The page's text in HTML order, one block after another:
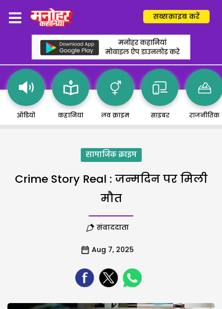
सब्सक्राइब करें
ऑडियो कहानियां लव क्राइम साइबर राजनीतिक
सामाजिक क्राइम
Crime Story Real : जन्मदिन पर मिली
मौत
संवाददाता
Aug 7, 2025